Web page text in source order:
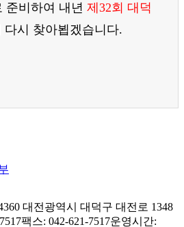
준비하여 내년 제32회 대덕
다시 찾아뵙겠습니다.
대전광역시 대덕구 대전로 1348
팩스: 042-621-7517운영시간: